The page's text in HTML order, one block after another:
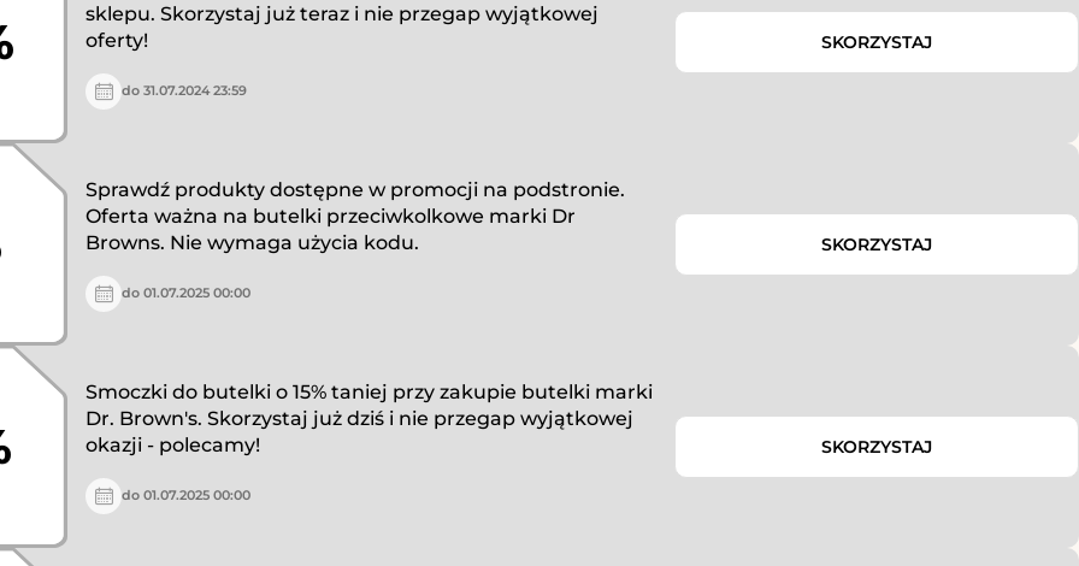
sklepu. Skorzystaj już teraz i nie przegap wyjątkowej
oferty!
do 31.07.2024 23:59
SKORZYSTAJ
Sprawdź produkty dostępne w promocji na podstronie.
Oferta ważna na butelki przeciwkolkowe marki Dr
Browns. Nie wymaga użycia kodu.
do 01.07.2025 00:00
SKORZYSTAJ
Smoczki do butelki o 15% taniej przy zakupie butelki marki
Dr. Brown's. Skorzystaj już dziś i nie przegap wyjątkowej
okazji - polecamy!
do 01.07.2025 00:00
SKORZYSTAJ